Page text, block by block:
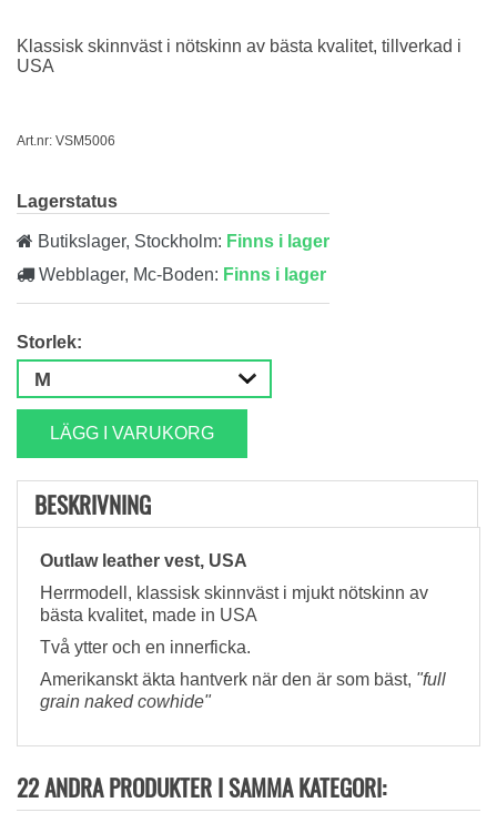
Klassisk skinnväst i nötskinn av bästa kvalitet, tillverkad i
USA
Art.nr: VSM5006
Lagerstatus
Butikslager, Stockholm: Finns i lager
Webblager, Mc-Boden: Finns i lager
Storlek:
LÄGG I VARUKORG
BESKRIVNING
Outlaw leather vest, USA
Herrmodell, klassisk skinnväst i mjukt nötskinn av
bästa kvalitet, made in USA
Två ytter och en innerficka.
Amerikanskt äkta hantverk när den är som bäst, "full
grain naked cowhide"
22 ANDRA PRODUKTER I SAMMA KATEGORI: